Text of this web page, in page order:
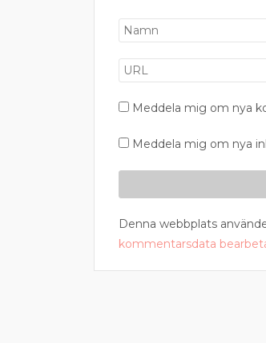
Meddela mig om nya
Meddela mig om nya
Denna webbplats
kommentarsdata